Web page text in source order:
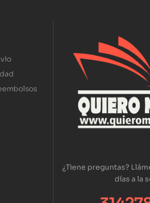
¿Tiene preguntas?
días a la